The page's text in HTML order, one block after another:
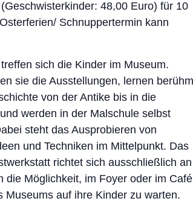
48,00 Euro) für 10
Schnuppertermin kann
sich die Kinder im Museum.
sie die Ausstellungen, lernen
von der Antike bis in die
werden in der Malschule selbst
steht das Ausprobieren von
und Techniken im Mittelpunkt. Das
richtet sich ausschließlich an
die Möglichkeit, im Foyer oder im Café
Museums auf ihre Kinder zu warten.